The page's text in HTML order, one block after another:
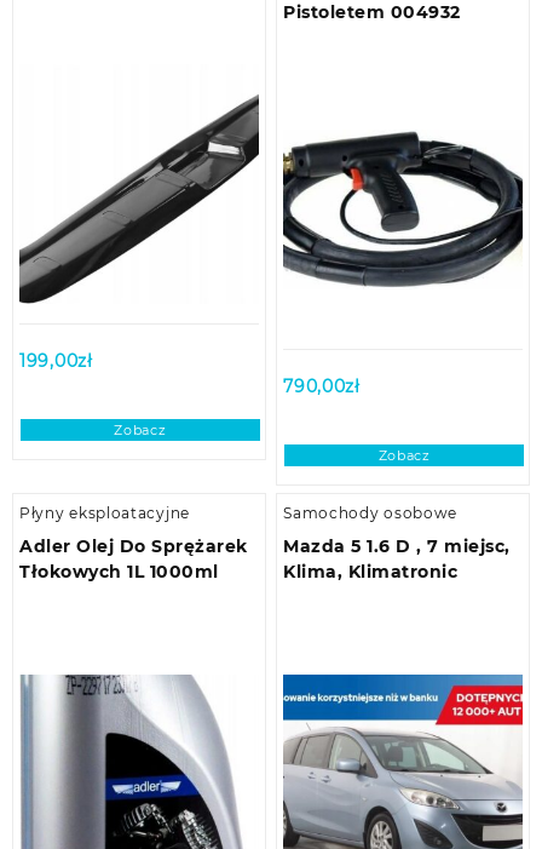
199,00zł
Zobacz
Pistoletem 004932
790,00zł
Zobacz
Płyny eksploatacyjne
Adler Olej Do Sprężarek
Tłokowych 1L 1000ml
Samochody osobowe
Mazda 5 1.6 D , 7 miejsc,
Klima, Klimatronic